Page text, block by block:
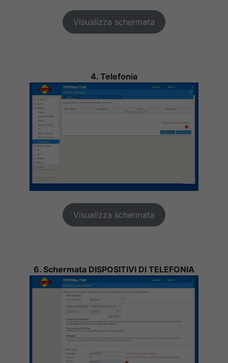
Visualizza schermata
4. Telefonia
Visualizza schermata
6. Schermata DISPOSITIVI DI TELEFONIA